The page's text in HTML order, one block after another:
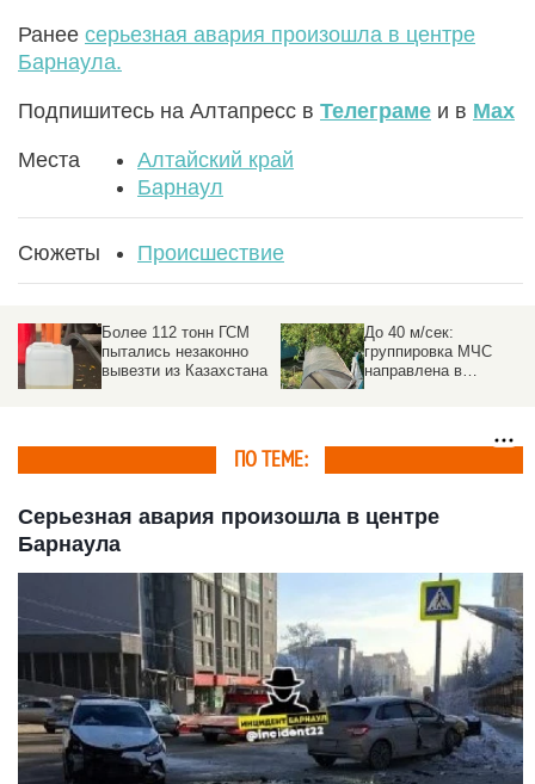
Ранее серьезная авария произошла в центре
Барнаула.
Подпишитесь на Алтапресс в Телеграме и в Max
Места
Алтайский край
Барнаул
Сюжеты Происшествие
Более 112 тонн ГСМ
пытались незаконно
вывезти из Казахстана
До 40 м/сек:
группировка МЧС
направлена в
ПО ТЕМЕ:
Серьезная авария произошла в центре
Барнаула